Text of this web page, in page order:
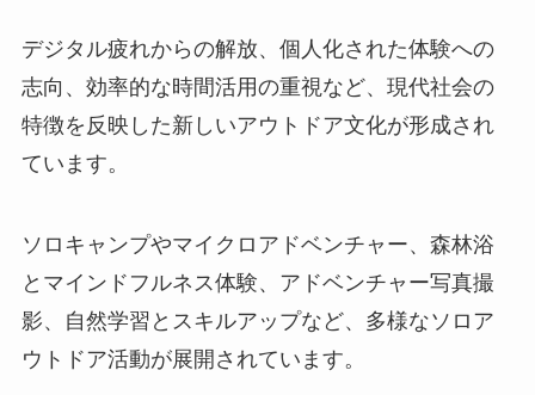
デジタル疲れからの解放、個人化された体験への
志向、効率的な時間活用の重視など、現代社会の
特徴を反映した新しいアウトドア文化が形成され
ています。
ソロキャンプやマイクロアドベンチャー、森林浴
とマインドフルネス体験、アドベンチャー写真撮
影、自然学習とスキルアップなど、多様なソロア
ウトドア活動が展開されています。